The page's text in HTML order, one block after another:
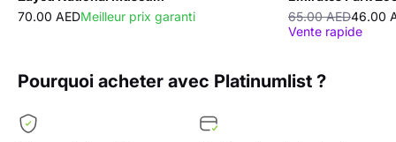
70.00 AEDMeilleur prix garanti
65.00 AED46.00
Vente rapide
Pourquoi acheter avec Platinumlist ?